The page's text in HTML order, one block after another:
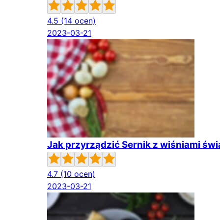
4.5 (14 ocen)
2023-03-21
Jak przyrządzić Sernik z wiśniami
4.7 (10 ocen)
2023-03-21